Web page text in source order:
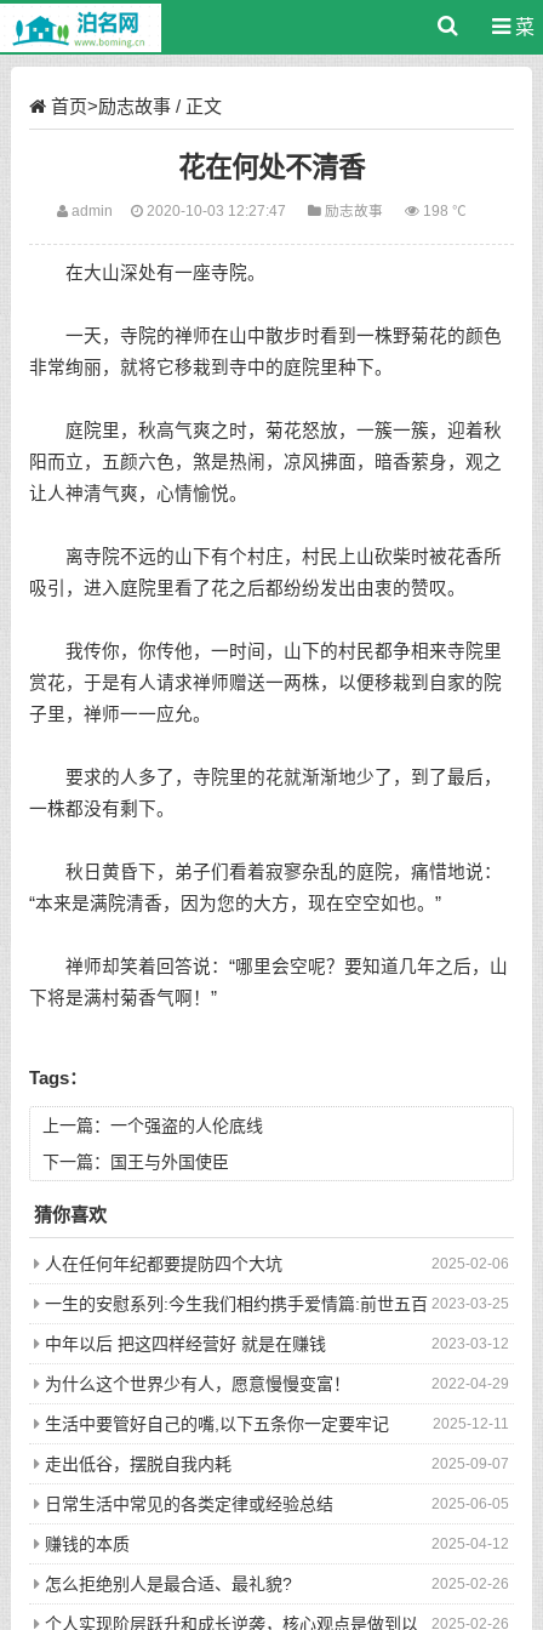
菜
首页>励志故事/ 正文
花在何处不清香
admin 2020-10-03 12:27:47 励志故事 198 ℃
在大山深处有一座寺院。
一天，寺院的禅师在山中散步时看到一株野菊花的颜色
非常绚丽，就将它移栽到寺中的庭院里种下。
庭院里，秋高气爽之时，菊花怒放，一簇一簇，迎着秋
阳而立，五颜六色，煞是热闹，凉风拂面，暗香萦身，观之
让人神清气爽，心情愉悦。
离寺院不远的山下有个村庄，村民上山砍柴时被花香所
吸引，进入庭院里看了花之后都纷纷发出由衷的赞叹。
我传你，你传他，一时间，山下的村民都争相来寺院里
赏花，于是有人请求禅师赠送一两株，以便移栽到自家的院
子里，禅师一一应允。
要求的人多了，寺院里的花就渐渐地少了，到了最后，
一株都没有剩下。
秋日黄昏下，弟子们看着寂寥杂乱的庭院，痛惜地说：
“本来是满院清香，因为您的大方，现在空空如也。”
禅师却笑着回答说：“哪里会空呢？要知道几年之后，山
下将是满村菊香气啊！”
Tags：
上一篇： 一个强盗的人伦底线
下一篇：
国王与外国使臣
猜你喜欢
2025-02-06
人在任何年纪都要提防四个大坑
2023-03-25
一生的安慰系列:今生我们相约携手爱情篇:前世五百
次的回眸才换来今生的相遇
2023-03-12
中年以后 把这四样经营好 就是在赚钱
2022-04-29
为什么这个世界少有人，愿意慢慢变富！
2025-12-11
生活中要管好自己的嘴,以下五条你一定要牢记
2025-09-07
走出低谷，摆脱自我内耗
2025-06-05
日常生活中常见的各类定律或经验总结
2025-04-12
赚钱的本质
2025-02-26
怎么拒绝别人是最合适、最礼貌?
2025-02-26
个人实现阶层跃升和成长逆袭，核心观点是做到以